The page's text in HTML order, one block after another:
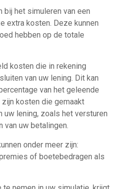
bij het simuleren van een
extra kosten. Deze kunnen
hebben op de totale
kosten die in rekening
van uw lening. Dit kan
van het geleende
kosten die gemaakt
uw lening, zoals het versturen
van uw betalingen.
onder meer zijn:
of boetebedragen als